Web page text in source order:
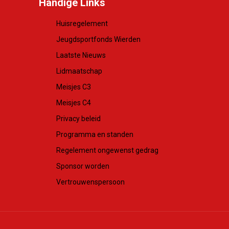
Handige Links
Huisregelement
Jeugdsportfonds Wierden
Laatste Nieuws
Lidmaatschap
Meisjes C3
Meisjes C4
Privacy beleid
Programma en standen
Regelement ongewenst gedrag
Sponsor worden
Vertrouwenspersoon